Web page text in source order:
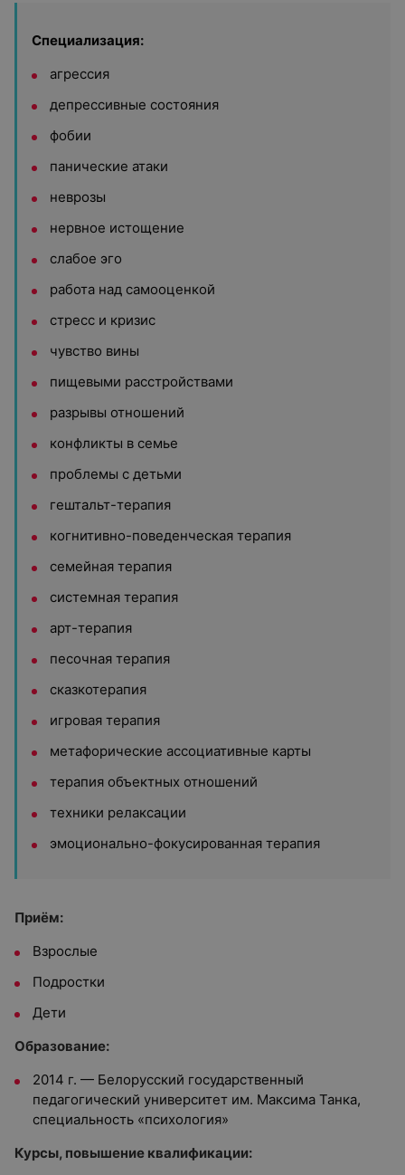
Специализация:
агрессия
депрессивные состояния
фобии
панические атаки
неврозы
нервное истощение
слабое эго
работа над самооценкой
стресс и кризис
чувство вины
пищевыми расстройствами
разрывы отношений
конфликты в семье
проблемы с детьми
гештальт-терапия
когнитивно-поведенческая терапия
семейная терапия
системная терапия
арт-терапия
песочная терапия
сказкотерапия
игровая терапия
метафорические ассоциативные карты
терапия объектных отношений
техники релаксации
эмоционально-фокусированная терапия
Приём:
Взрослые
Подростки
Дети
Образование:
2014 г. — Белорусский государственный
педагогический университет им. Максима Танка,
специальность «психология»
Курсы, повышение квалификации: